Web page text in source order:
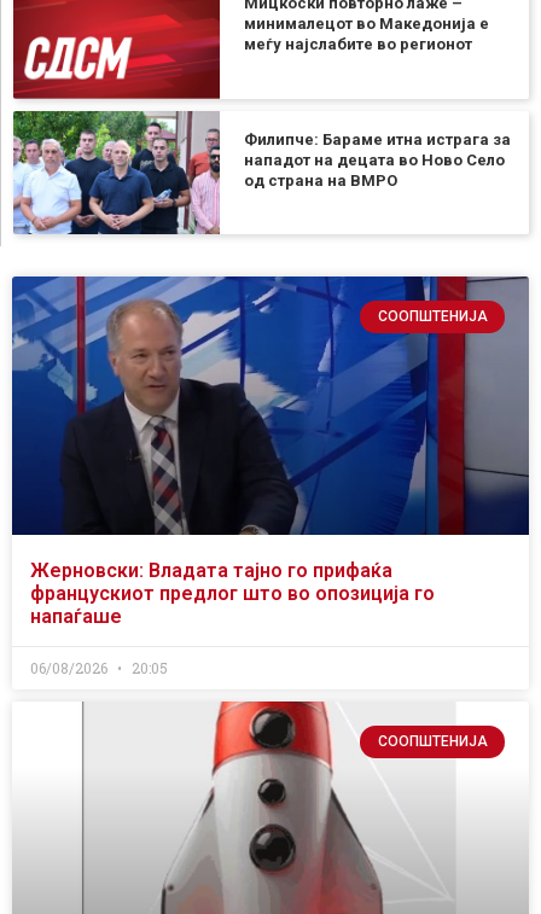
минималецот во Македонија е
меѓу најслабите во регионот
Филипче: Бараме итна истрага за
нападот на децата во Ново Село
од страна на ВМРО
СООПШТЕНИЈА
Жерновски: Владата тајно го прифаќа
францускиот предлог што во опозиција го
напаѓаше
06/08/2026 20:05
СООПШТЕНИЈА